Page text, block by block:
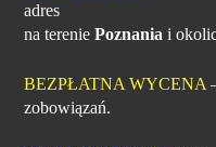
adres
na tereniePoznania i
BEZPŁATNA WYCENA
zobowiązań.